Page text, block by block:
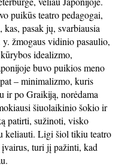
puikūs teatro pedagogai,
pasak jų, svarbiausia
y. žmogaus vidinio pasaulio,
idealizmo,
buvo puikios meno
– minimalizmo, kuris
ir po Graikiją, norėdama
šiuolaikinio šokio ir
patirti, sužinoti, visko
keliauti. Ligi šiol tikiu teatro
turi jį pažinti, kad